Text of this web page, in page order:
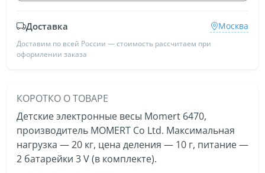
Доставка Москва
Доставим по всей России — стоимость рассчитаем при
оформлении заказа
КОРОТКО О ТОВАРЕ
Детские электронные весы Momert 6470,
производитель MOMERT Co Ltd. Максимальная
нагрузка — 20 кг, цена деления — 10 г, питание —
2 батарейки 3 V (в комплекте).